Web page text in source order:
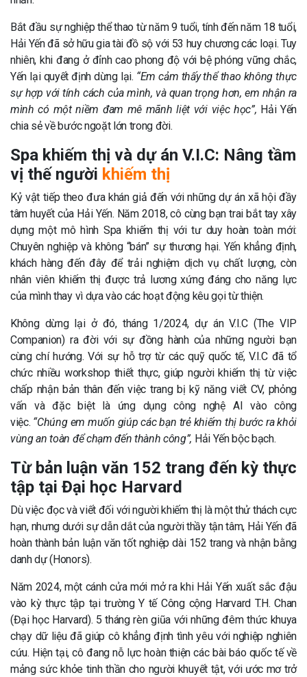
Bắt đầu sự nghiệp thể thao từ năm 9 tuổi, tính đến năm 18 tuổi,
Hải Yến đã sở hữu gia tài đồ sộ với 53 huy chương các loại. Tuy
nhiên, khi đang ở đỉnh cao phong độ với bệ phóng vững chắc,
Yến lại quyết định dừng lại. “Em cảm thấy thể thao không thực
sự hợp với tính cách của mình, và quan trọng hơn, em nhận ra
mình có một niềm đam mê mãnh liệt với việc học”, Hải Yến
chia sẻ về bước ngoặt lớn trong đời.
Spa khiếm thị và dự án V.I.C: Nâng tầm
vị thế người khiếm thị
Kỷ vật tiếp theo đưa khán giả đến với những dự án xã hội đầy
tâm huyết của Hải Yến. Năm 2018, cô cùng bạn trai bắt tay xây
dựng một mô hình Spa khiếm thị với tư duy hoàn toàn mới:
Chuyên nghiệp và không “bán” sự thương hại. Yến khẳng định,
khách hàng đến đây để trải nghiệm dịch vụ chất lượng, còn
nhân viên khiếm thị được trả lương xứng đáng cho năng lực
của mình thay vì dựa vào các hoạt động kêu gọi từ thiện.
Không dừng lại ở đó, tháng 1/2024, dự án V.I.C (The VIP
Companion) ra đời với sự đồng hành của những người bạn
cùng chí hướng. Với sự hỗ trợ từ các quỹ quốc tế, V.I.C đã tổ
chức nhiều workshop thiết thực, giúp người khiếm thị từ việc
chấp nhận bản thân đến việc trang bị kỹ năng viết CV, phỏng
vấn và đặc biệt là ứng dụng công nghệ AI vào công
việc. “Chúng em muốn giúp các bạn trẻ khiếm thị bước ra khỏi
vùng an toàn để chạm đến thành công”, Hải Yến bộc bạch.
Từ bản luận văn 152 trang đến kỳ thực
tập tại Đại học Harvard
Dù việc đọc và viết đối với người khiếm thị là một thử thách cực
hạn, nhưng dưới sự dẫn dắt của người thầy tận tâm, Hải Yến đã
hoàn thành bản luận văn tốt nghiệp dài 152 trang và nhận bằng
danh dự (Honors).
Năm 2024, một cánh cửa mới mở ra khi Hải Yến xuất sắc đậu
vào kỳ thực tập tại trường Y tế Công cộng Harvard T.H. Chan
(Đại học Harvard). 5 tháng rèn giũa với những đêm thức khuya
chạy dữ liệu đã giúp cô khẳng định tình yêu với nghiệp nghiên
cứu. Hiện tại, cô đang nỗ lực hoàn thiện các bài báo quốc tế về
mảng sức khỏe tinh thần cho người khuyết tật, với ước mơ trở